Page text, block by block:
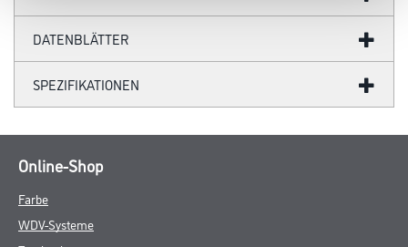
- Diffusionsfähig
- sd-Wert <
Untere Temperaturgrenze bei der Verarbeitung und Trocknung:+5
°C für Umluft und Untergrund.
Siehe TI
Verbrauch
Ca. 125 ml/m² pro Arbeitsgang auf glattem Untergrund. Auf